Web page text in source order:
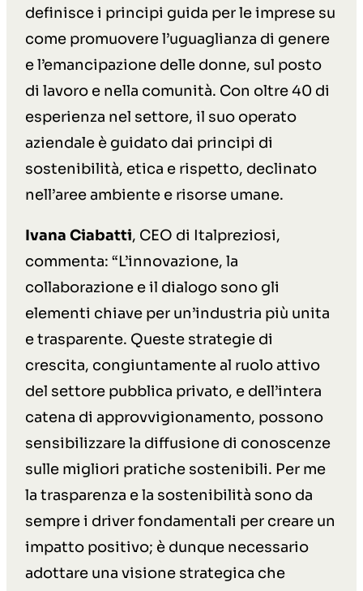
definisce i principi guida per le imprese su
come promuovere l’uguaglianza di genere
e l’emancipazione delle donne, sul posto
di lavoro e nella comunità. Con oltre 40 di
esperienza nel settore, il suo operato
aziendale è guidato dai principi di
sostenibilità, etica e rispetto, declinato
nell’aree ambiente e risorse umane.
Ivana Ciabatti, CEO di Italpreziosi,
commenta: “L’innovazione, la
collaborazione e il dialogo sono gli
elementi chiave per un’industria più unita
e trasparente. Queste strategie di
crescita, congiuntamente al ruolo attivo
del settore pubblica privato, e dell’intera
catena di approvvigionamento, possono
sensibilizzare la diffusione di conoscenze
sulle migliori pratiche sostenibili. Per me
la trasparenza e la sostenibilità sono da
sempre i driver fondamentali per creare un
impatto positivo; è dunque necessario
adottare una visione strategica che